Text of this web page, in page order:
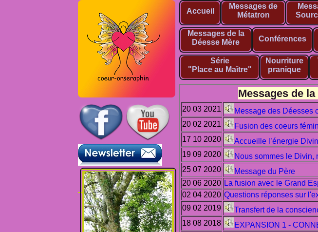
Accueil
Messages de
Métatron
Messages de la
Déesse Mère
Conférences
Série
"Place au Maître"
Nourriture
pranique
Messages de
20 03 2021 Message des Déesses
20 02 2021
Fusion des coeurs
17 10 2020
Accueille l’énergie
19 09 2020
Nous sommes le Divin,
25 07 2020
Message du Père
20 06 2020 La fusion avec le Grand
02 04 2020 Questions réponses sur
09 02 2019
Transfert de la
18 08 2018
EXPANSION 1 -